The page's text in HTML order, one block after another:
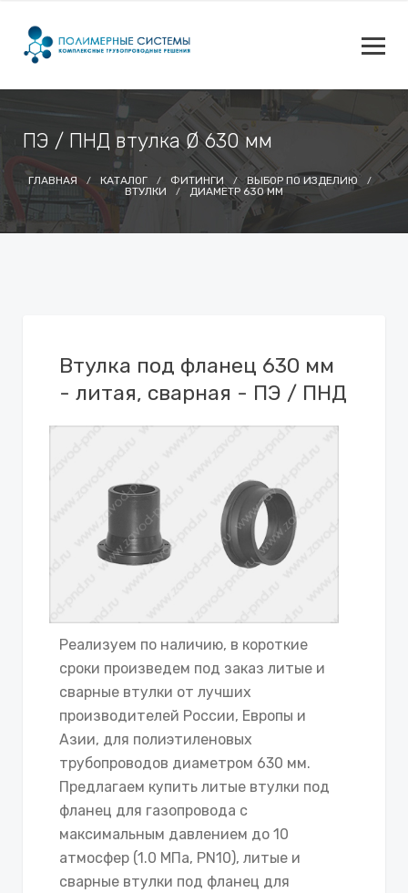
ПЭ / ПНД втулка Ø 630 мм
ГЛАВНАЯ КАТАЛОГ ФИТИНГИ
ВЫБОР ПО ИЗДЕЛИЮ
ВТУЛКИ
ДИАМЕТР 630 ММ
Втулка под фланец 630 мм
- литая, сварная - ПЭ / ПНД
Реализуем по наличию, в короткие
сроки произведем под заказ литые и
сварные втулки от лучших
производителей России, Европы и
Азии, для полиэтиленовых
трубопроводов диаметром 630 мм.
Предлагаем купить литые втулки под
фланец для газопровода с
максимальным давлением до 10
атмосфер (1.0 МПа, PN10), литые и
сварные втулки под фланец для